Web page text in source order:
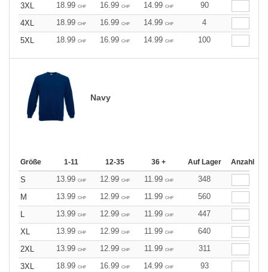
3XL
18.99 CHF 16.99 CHF 14.99 CHF
90
4XL
18.99 CHF 16.99 CHF 14.99 CHF
4
5XL
18.99 CHF 16.99 CHF 14.99 CHF 100
Navy
Größe 1-11 12-35 36 + Auf Lager Anzahl
S 13.99 CHF 12.99 CHF 11.99 CHF
348
M
13.99 CHF 12.99 CHF 11.99 CHF
560
L
13.99 CHF 12.99 CHF 11.99 CHF
447
XL
13.99 CHF 12.99 CHF 11.99 CHF
640
2XL
13.99 CHF 12.99 CHF 11.99 CHF
311
3XL
18.99 CHF 16.99 CHF 14.99 CHF
93